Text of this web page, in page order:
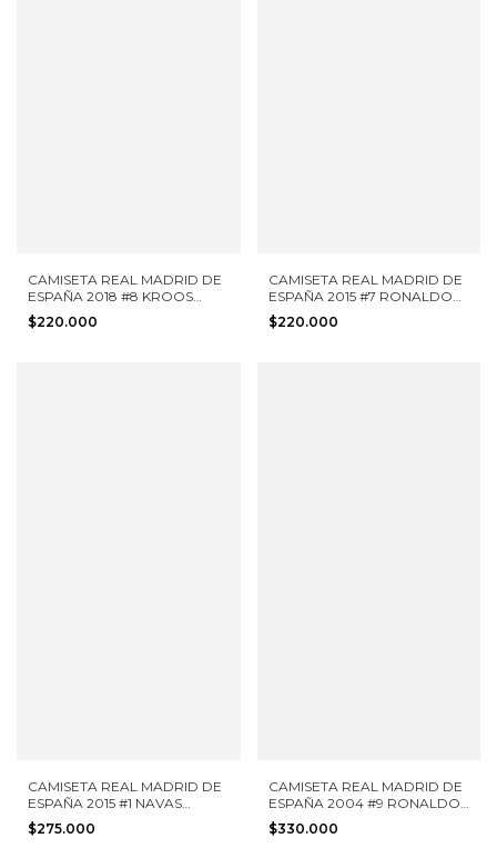
CAMISETA REAL MADRID DE
ESPAÑA 2018 #8 KROOS
ADIDAS TALLA L
$220.000
CAMISETA REAL MADRID DE
ESPAÑA 2015 #7 RONALDO
ADIDAS TALLA S
$220.000
CAMISETA REAL MADRID DE
ESPAÑA 2015 #1 NAVAS
ADIDAS TALLA XL
$275.000
CAMISETA REAL MADRID DE
ESPAÑA 2004 #9 RONALDO
ADIDAS TALLA S
$330.000